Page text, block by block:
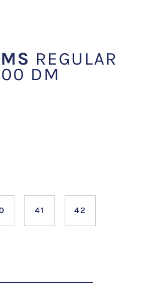
REGULAR
DM
41 42